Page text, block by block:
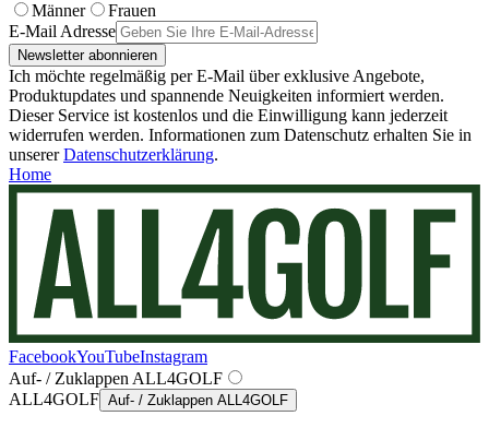
Männer
Frauen
E-Mail Adresse
Newsletter abonnieren
Ich möchte regelmäßig per E-Mail über exklusive Angebote,
Produktupdates und spannende Neuigkeiten informiert werden.
Dieser Service ist kostenlos und die Einwilligung kann jederzeit
widerrufen werden. Informationen zum Datenschutz erhalten Sie in
unsererDatenschutzerklärung.
Home
FacebookYouTubeInstagram
Auf- / Zuklappen ALL4GOLF
ALL4GOLF Auf- / Zuklappen ALL4GOLF